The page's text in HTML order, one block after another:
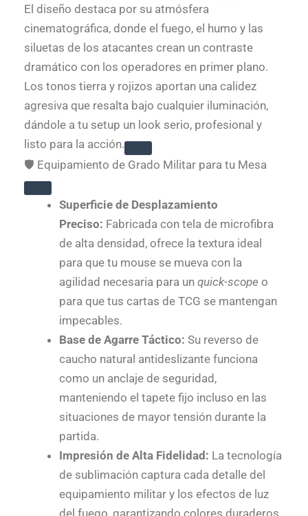
El diseño destaca por su atmósfera
cinematográfica, donde el fuego, el humo y las
siluetas de los atacantes crean un contraste
dramático con los operadores en primer plano.
Los tonos tierra y rojizos aportan una calidez
agresiva que resalta bajo cualquier iluminación,
dándole a tu setup un look serio, profesional y
listo para la acción.
🛡️ Equipamiento de Grado Militar para tu Mesa
Superficie de Desplazamiento
Preciso: Fabricada con tela de microfibra
de alta densidad, ofrece la textura ideal
para que tu mouse se mueva con la
agilidad necesaria para un quick-scope o
para que tus cartas de TCG se mantengan
impecables.
Base de Agarre Táctico: Su reverso de
caucho natural antideslizante funciona
como un anclaje de seguridad,
manteniendo el tapete fijo incluso en las
situaciones de mayor tensión durante la
partida.
Impresión de Alta Fidelidad: La tecnología
de sublimación captura cada detalle del
equipamiento militar y los efectos de luz
del fuego, garantizando colores duraderos